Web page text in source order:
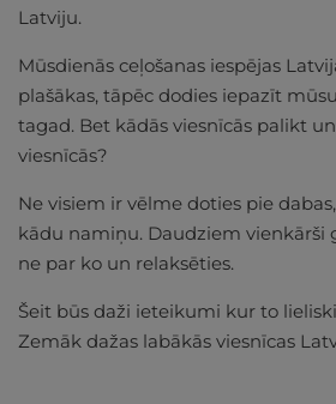
Latviju.
Mūsdienās ceļošanas iespējas
plašākas, tāpēc dodies iepazīt
tagad. Bet kādās viesnīcās palikt
viesnīcās?
Ne visiem ir vēlme doties pie
kādu namiņu. Daudziem vienkārši
ne par ko un relaksēties.
Šeit būs daži ieteikumi kur to
Zemāk dažas labākās viesnīcas